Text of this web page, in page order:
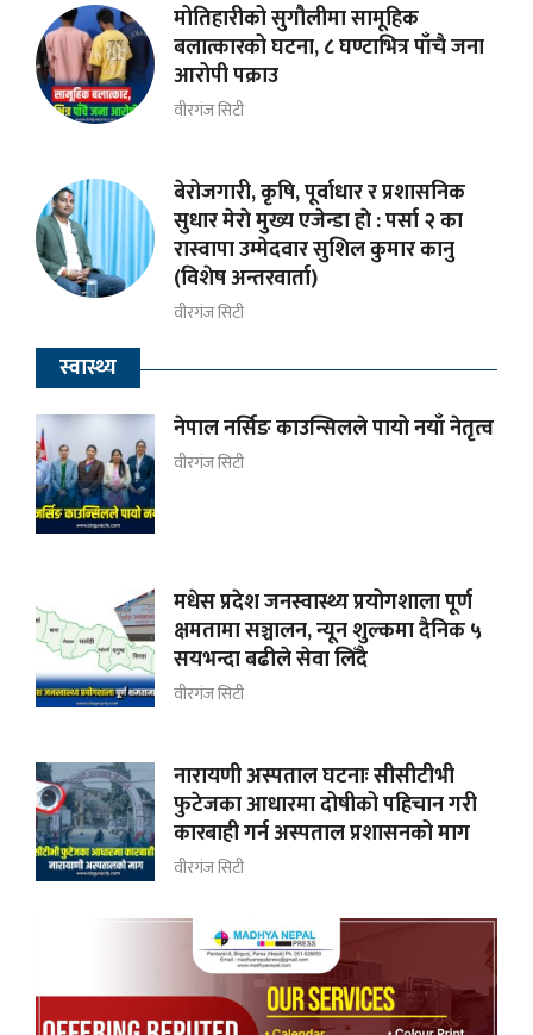
मोतिहारीको सुगौलीमा सामूहिक
बलात्कारको घटना, ८ घण्टाभित्र पाँचै जना
आरोपी पक्राउ
वीरगंज सिटी
बेरोजगारी, कृषि, पूर्वाधार र प्रशासनिक
सुधार मेराे मुख्य एजेन्डा हाे : पर्सा २ का
रास्वापा उम्मेदवार सुशिल कुमार कानु
(विशेष अन्तरवार्ता)
वीरगंज सिटी
स्वास्थ्य
नेपाल नर्सिङ काउन्सिलले पायो नयाँ नेतृत्व
वीरगंज सिटी
मधेस प्रदेश जनस्वास्थ्य प्रयोगशाला पूर्ण
क्षमतामा सञ्चालन, न्यून शुल्कमा दैनिक ५
सयभन्दा बढीले सेवा लिँदै
वीरगंज सिटी
नारायणी अस्पताल घटनाः सीसीटीभी
फुटेजका आधारमा दोषीको पहिचान गरी
कारबाही गर्न अस्पताल प्रशासनको माग
वीरगंज सिटी